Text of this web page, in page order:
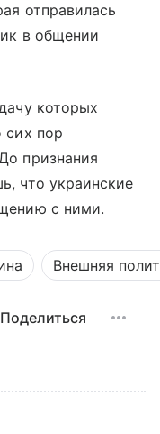
отправилась
в общении
которых
сих пор
признания
что украинские
с ними.
Внешняя
Поделиться